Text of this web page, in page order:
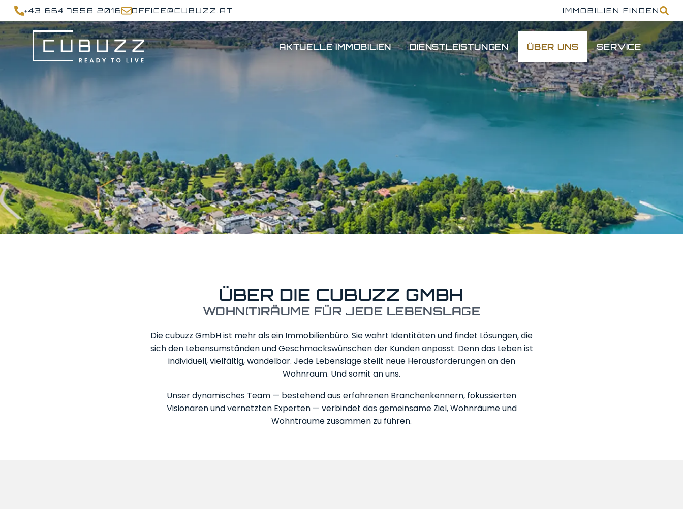
MENÜ
AKTUELLE
IMMOBILIEN
ÜBER
UNS
Unternehmen
Team
Karriere
Kontakt
+43 664 7558 2016 OFFICE@CUBUZZ.AT IMMOBILIEN FINDEN
AKTUELLE IMMOBILIEN DIENSTLEISTUNGEN ÜBER UNS SERVICE
ÜBER DIE CUBUZZ GMBH
WOHN(T)RÄUME FÜR JEDE LEBENSLAGE
Die cubuzz GmbH ist mehr als ein Immobilienbüro. Sie wahrt Identitäten und findet Lösungen, die
sich den Lebensumständen und Geschmackswünschen der Kunden anpasst. Denn das Leben ist
individuell, vielfältig, wandelbar. Jede Lebenslage stellt neue Herausforderungen an den
Wohnraum. Und somit an uns.
Unser dynamisches Team — bestehend aus erfahrenen Branchenkennern, fokussierten
Visionären und vernetzten Experten — verbindet das gemeinsame Ziel, Wohnräume und
Wohnträume zusammen zu führen.